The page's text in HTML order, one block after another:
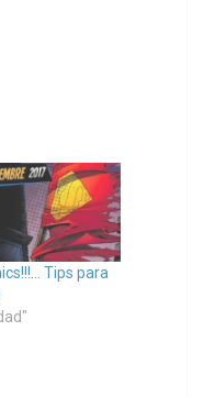
Tips para